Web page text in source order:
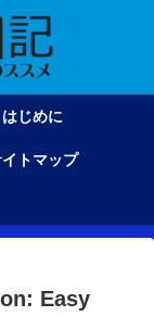
はじめに
トマップ
Easy